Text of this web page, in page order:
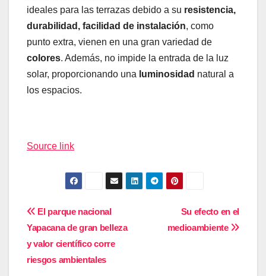
ideales para las terrazas debido a su resistencia,
durabilidad, facilidad de instalación, como
punto extra, vienen en una gran variedad de
colores. Además, no impide la entrada de la luz
solar, proporcionando una luminosidad natural a
los espacios.
Source link
Navegación
de
entradas
Su efecto en el
medioambiente
El parque nacional
Yapacana de gran belleza
y valor científico corre
riesgos ambientales